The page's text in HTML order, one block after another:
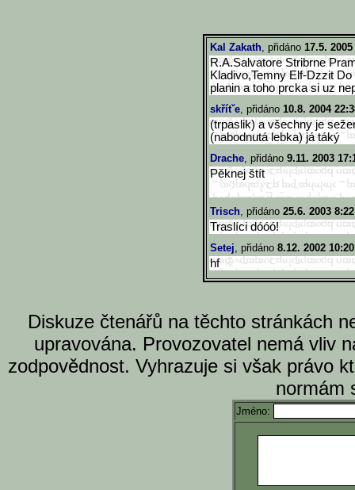
Kal Zakath, přidáno 17.5.
R.A.Salvatore Stribrne
Kladivo,Temny Elf-Dzzit
planin a toho prcka si uz
skřítˇe, přidáno 10.8. 2004
(trpaslik) a všechny je
(nabodnutá lebka) já táký
Drache, přidáno 9.11. 2003
Pěknej štít
Trisch, přidáno 25.6. 2003
Traslíci dóóó!
Setej, přidáno 8.12. 2002
hf
Diskuze čtenářů na těchto stránkách
upravována. Provozovatel nemá vliv
zodpovědnost. Vyhrazuje si však právo
normám
Jméno: